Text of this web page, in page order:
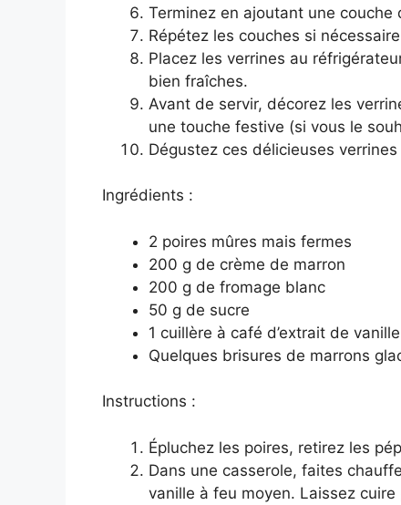
Terminez en ajoutant une
Répétez les couches si
Placez les verrines au
bien fraîches.
Avant de servir, décorez les
une touche festive (si vous le
Dégustez ces délicieuses
Ingrédients :
2 poires mûres mais fermes
200 g de crème de marron
200 g de fromage blanc
50 g de sucre
1 cuillère à café d’extrait de vanille
Quelques brisures de marrons
Instructions :
Épluchez les poires, retirez les
Dans une casserole, faites
vanille à feu moyen. Laissez